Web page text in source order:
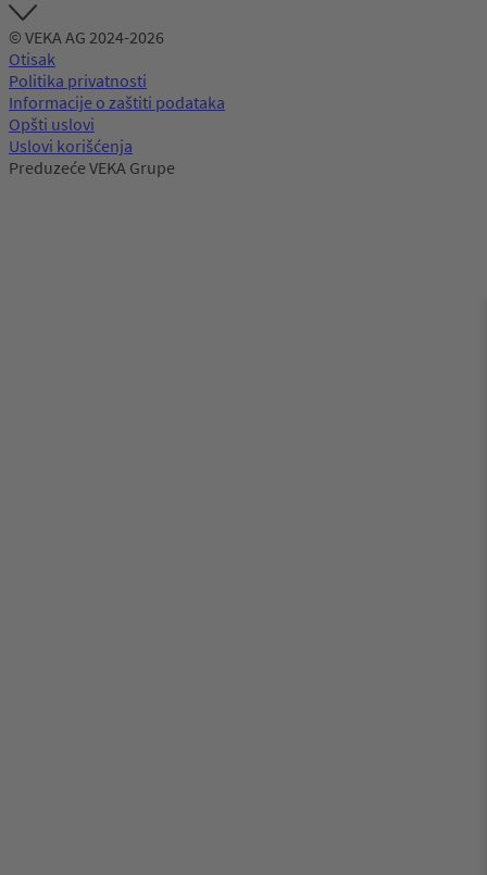
© VEKA AG 2024-2026
Otisak
Politika privatnosti
Informacije o zaštiti podataka
Opšti uslovi
Uslovi korišćenja
Preduzeće VEKA Grupe